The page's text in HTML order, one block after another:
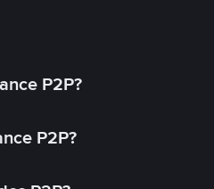
P2P?
P2P?